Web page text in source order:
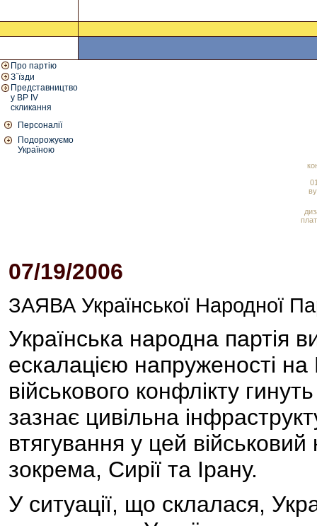
Про партію
З`їзди
Представництво
у ВР IV
скликання
Персоналії
Подорожуємо
Україною
07/19/2006
ЗАЯВА Української Народної
Українська народна партія
ескалацією напруженості
військового конфлікту
зазнає цивільна
втягування у цей військовий
зокрема, Сирії та Ірану.
У ситуації, що склалася,